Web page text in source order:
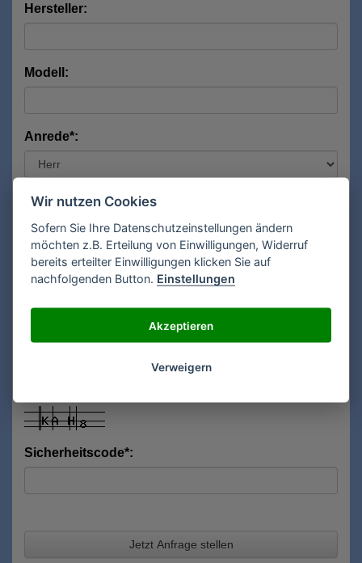
Hersteller:
Modell:
Anrede*:
Vorname*:
Nachname*:
Sicherheitscode*:
Jetzt Anfrage stellen
Wir nutzen Cookies
Sofern Sie Ihre Datenschutzeinstellungen ändern
möchten z.B. Erteilung von Einwilligungen, Widerruf
bereits erteilter Einwilligungen klicken Sie auf
nachfolgenden Button. Einstellungen
Akzeptieren
Verweigern